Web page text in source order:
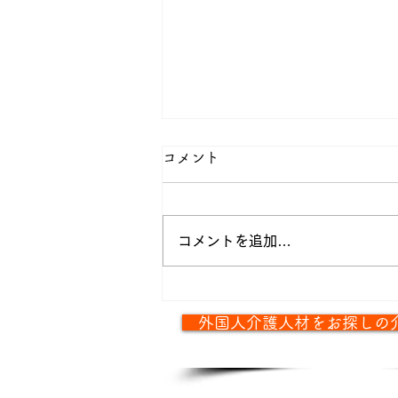
えます！
コメント
コメントを追加…
外国人介護人材をお探し